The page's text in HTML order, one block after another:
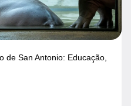
de San Antonio: Educação,